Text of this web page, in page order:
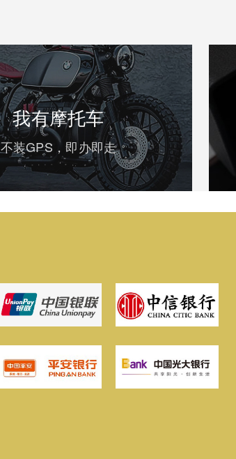
我有摩托车
不装GPS，即办即走